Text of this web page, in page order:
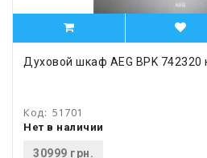
Духовой шкаф AEG BPK
Код: 51701
Нет в наличии
30999 грн.